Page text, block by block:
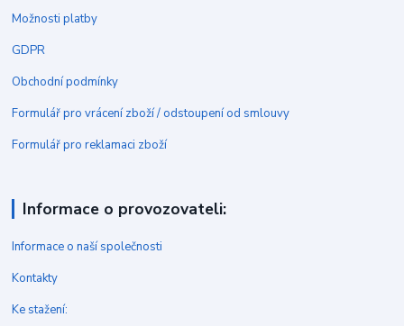
Možnosti platby
GDPR
Obchodní podmínky
Formulář pro vrácení zboží / odstoupení od smlouvy
Formulář pro reklamaci zboží
Informace o provozovateli:
Informace o naší společnosti
Kontakty
Ke stažení: